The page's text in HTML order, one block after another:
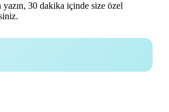
30 dakika içinde size özel